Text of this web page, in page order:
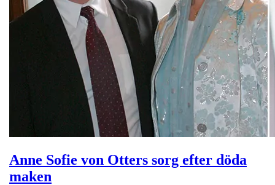
Anne Sofie von Otters sorg efter döda
maken